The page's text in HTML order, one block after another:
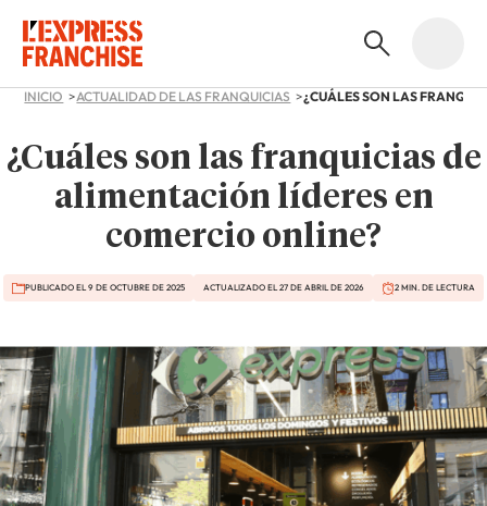
INICIO ACTUALIDAD DE LAS FRANQUICIAS
¿Cuáles son las franquicias de
alimentación líderes en
comercio online?
PUBLICADO EL 9 DE OCTUBRE DE 2025 ACTUALIZADO EL 27 DE ABRIL DE 2026 2 MIN. DE LECTURA